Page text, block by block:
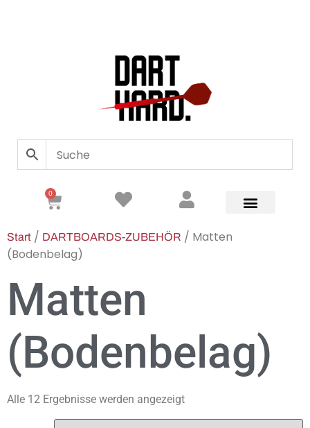
0
Start / DARTBOARDS-ZUBEHÖR / Matten
(Bodenbelag)
Matten
(Bodenbelag)
Alle 12 Ergebnisse werden angezeigt